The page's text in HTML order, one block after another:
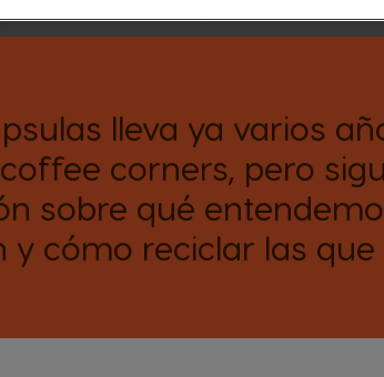
lleva ya varios
corners, pero
sobre qué
y cómo reciclar las